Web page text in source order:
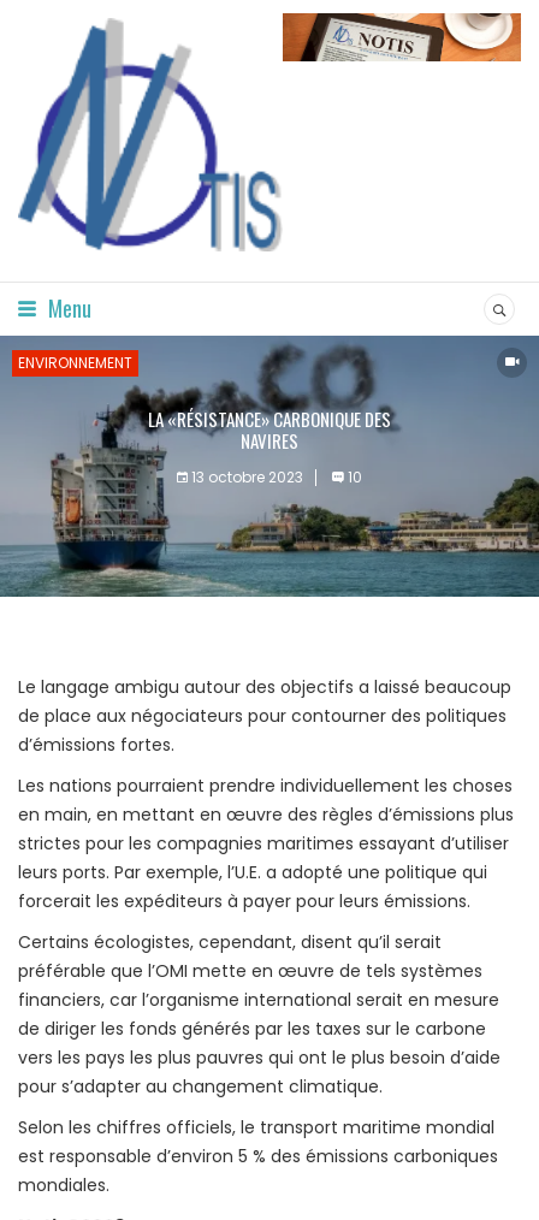
Menu
ENVIRONNEMENT
LA «RÉSISTANCE» CARBONIQUE DES
NAVIRES
13 octobre 2023 10
Le langage ambigu autour des objectifs a laissé beaucoup
de place aux négociateurs pour contourner des politiques
d’émissions fortes.
Les nations pourraient prendre individuellement les choses
en main, en mettant en œuvre des règles d’émissions plus
strictes pour les compagnies maritimes essayant d’utiliser
leurs ports. Par exemple, l’U.E. a adopté une politique qui
forcerait les expéditeurs à payer pour leurs émissions.
Certains écologistes, cependant, disent qu’il serait
préférable que l’OMI mette en œuvre de tels systèmes
financiers, car l’organisme international serait en mesure
de diriger les fonds générés par les taxes sur le carbone
vers les pays les plus pauvres qui ont le plus besoin d’aide
pour s’adapter au changement climatique.
Selon les chiffres officiels, le transport maritime mondial
est responsable d’environ 5 % des émissions carboniques
mondiales.